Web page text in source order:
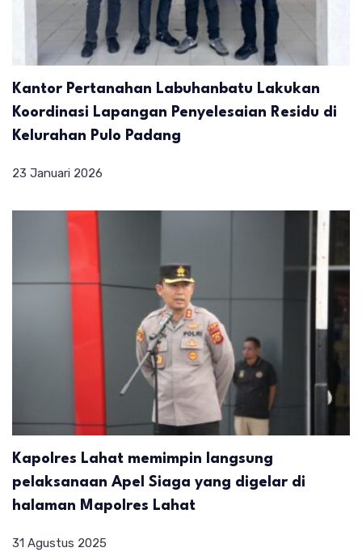
Kantor Pertanahan Labuhanbatu Lakukan
Koordinasi Lapangan Penyelesaian Residu di
Kelurahan Pulo Padang
23 Januari 2026
Kapolres Lahat memimpin langsung
pelaksanaan Apel Siaga yang digelar di
halaman Mapolres Lahat
31 Agustus 2025